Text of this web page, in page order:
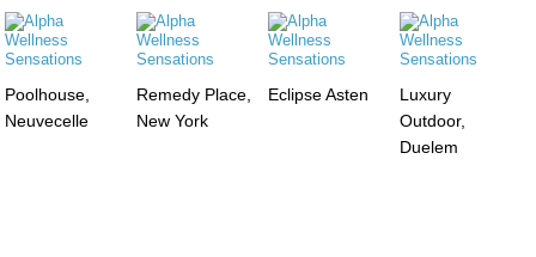
Poolhouse,
Neuvecelle
Remedy Place,
New York
Eclipse Asten
Luxury
Outdoor,
Duelem